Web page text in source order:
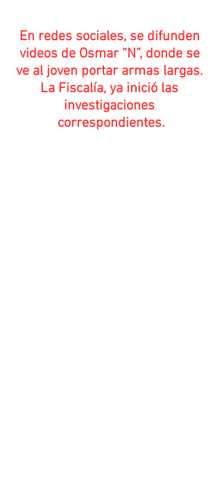
En redes sociales, se difunden
videos de Osmar “N”, donde se
ve al joven portar armas largas.
La Fiscalía, ya inició las
investigaciones
correspondientes.